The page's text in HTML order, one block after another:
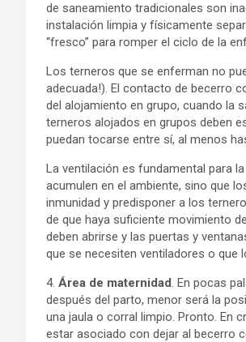
de saneamiento tradicionales son
instalación limpia y físicamente
“fresco” para romper el ciclo de la
Los terneros que se enferman no
adecuada!). El contacto de becerro
del alojamiento en grupo, cuando la
terneros alojados en grupos deben
puedan tocarse entre sí, al menos
La ventilación es fundamental para
acumulen en el ambiente, sino que
inmunidad y predisponer a los
de que haya suficiente movimiento
deben abrirse y las puertas y
que se necesiten ventiladores o que
4. Área de maternidad. En pocas
después del parto, menor será la
una jaula o corral limpio. Pronto. En
estar asociado con dejar al becerro